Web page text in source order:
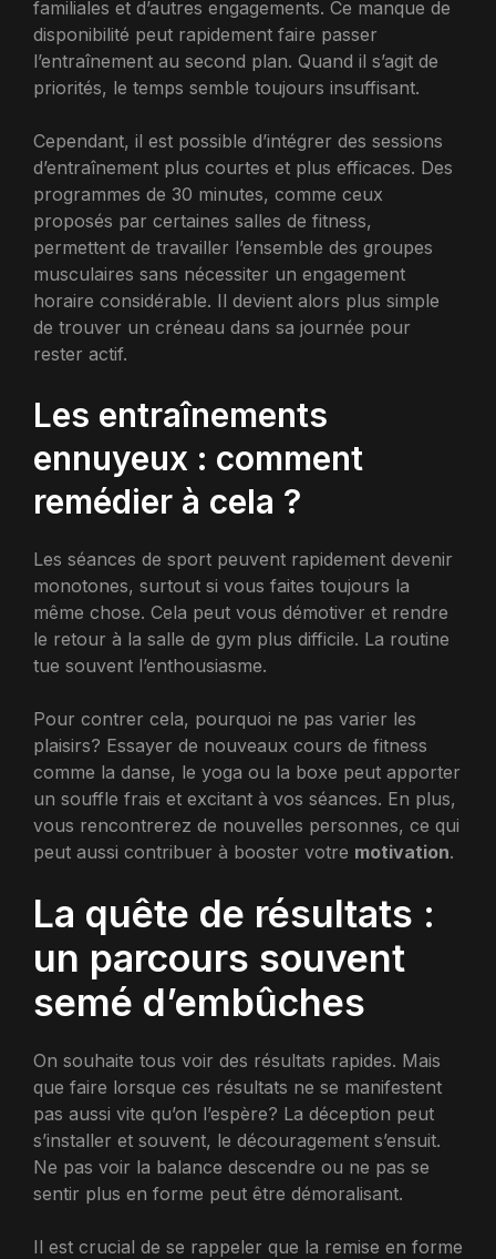
familiales et d’autres engagements. Ce manque de
disponibilité peut rapidement faire passer
l’entraînement au second plan. Quand il s’agit de
priorités, le temps semble toujours insuffisant.
Cependant, il est possible d’intégrer des sessions
d’entraînement plus courtes et plus efficaces. Des
programmes de 30 minutes, comme ceux
proposés par certaines salles de fitness,
permettent de travailler l’ensemble des groupes
musculaires sans nécessiter un engagement
horaire considérable. Il devient alors plus simple
de trouver un créneau dans sa journée pour
rester actif.
Les entraînements
ennuyeux : comment
remédier à cela ?
Les séances de sport peuvent rapidement devenir
monotones, surtout si vous faites toujours la
même chose. Cela peut vous démotiver et rendre
le retour à la salle de gym plus difficile. La routine
tue souvent l’enthousiasme.
Pour contrer cela, pourquoi ne pas varier les
plaisirs? Essayer de nouveaux cours de fitness
comme la danse, le yoga ou la boxe peut apporter
un souffle frais et excitant à vos séances. En plus,
vous rencontrerez de nouvelles personnes, ce qui
peut aussi contribuer à booster votre motivation.
La quête de résultats :
un parcours souvent
semé d’embûches
On souhaite tous voir des résultats rapides. Mais
que faire lorsque ces résultats ne se manifestent
pas aussi vite qu’on l’espère? La déception peut
s’installer et souvent, le découragement s’ensuit.
Ne pas voir la balance descendre ou ne pas se
sentir plus en forme peut être démoralisant.
Il est crucial de se rappeler que la remise en forme